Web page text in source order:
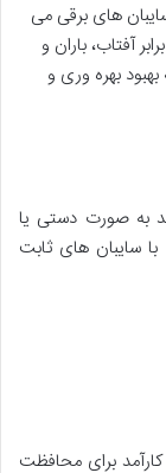
های برقی می
آفتاب، باران و
بهره وری و
به صورت دستی یا
سایبان های ثابت
برای محافظت